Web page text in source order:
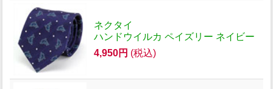
ネクタイ
ハンドウイルカ ペイズリー ネイビー
4,950円 (税込)